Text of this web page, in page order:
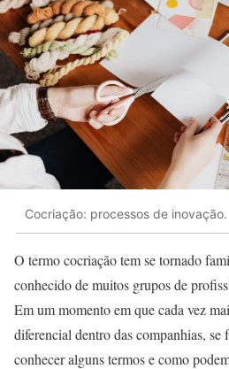
Cocriação: processos de inovação.
O termo cocriação tem se tornado
conhecido de muitos grupos de
Em um momento em que cada vez
diferencial dentro das companhias, se
conhecer alguns termos e como